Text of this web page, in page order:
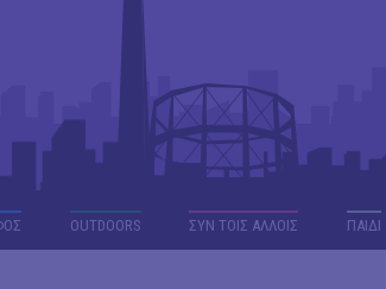
OUTDΟORS ΣΥΝ ΤΟΙΣ ΑΛΛΟΙΣ ΠΑΙΔΙ